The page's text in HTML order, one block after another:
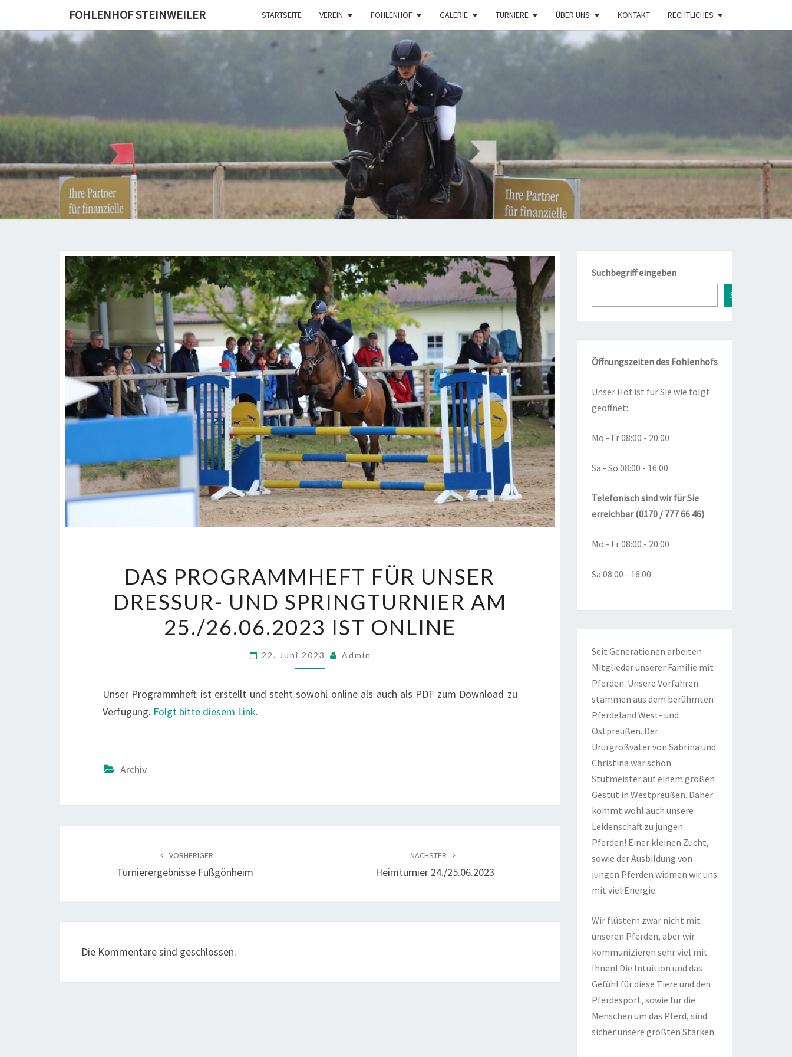
content
FOHLENHOF STEINWEILER STARTSEITE VEREIN FOHLENHOF GALERIE TURNIERE ÜBER UNS KONTAKT RECHTLICHES
FOHLENHOF
STEINWEILER
PROGRAMMHEFT
FÜR
UNSER
DRESSUR-
UND
SPRINGTURNIER
25./26.06.2023
DAS PROGRAMMHEFT FÜR UNSER
DRESSUR- UND SPRINGTURNIER AM
25./26.06.2023 IST ONLINE
22. Juni 2023 Admin
Unser Programmheft ist erstellt und steht sowohl online als auch als PDF zum Download zu
Verfügung. Folgt bitte diesem Link.
Archiv
VORHERIGER
Turnierergebnisse Fußgönheim
NÄCHSTER
Heimturnier 24./25.06.2023
Die Kommentare sind geschlossen.
Suchbegriff eingeben
Suchen
Öffnungszeiten des Fohlenhofs
Unser Hof ist für Sie wie folgt
geöffnet:
Mo - Fr 08:00 - 20:00
Sa - So 08:00 - 16:00
Telefonisch sind wir für Sie
erreichbar (0170 / 777 66 46)
Mo - Fr 08:00 - 20:00
Sa 08:00 - 16:00
Seit Generationen arbeiten
Mitglieder unserer Familie mit
Pferden. Unsere Vorfahren
stammen aus dem berühmten
Pferdeland West- und
Ostpreußen. Der
Ururgroßvater von Sabrina und
Christina war schon
Stutmeister auf einem großen
Gestüt in Westpreußen. Daher
kommt wohl auch unsere
Leidenschaft zu jungen
Pferden! Einer kleinen Zucht,
sowie der Ausbildung von
jungen Pferden widmen wir uns
mit viel Energie.
Wir flüstern zwar nicht mit
unseren Pferden, aber wir
kommunizieren sehr viel mit
Ihnen! Die Intuition und das
Gefühl für diese Tiere und den
Pferdesport, sowie für die
Menschen um das Pferd, sind
sicher unsere größten Stärken.